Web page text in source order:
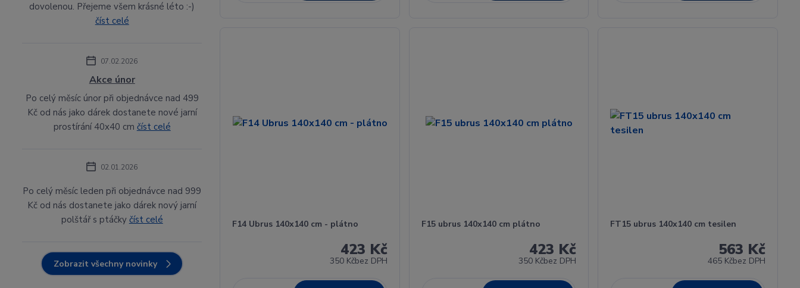
F14 Ubrus 140x140 cm - plátno
423 Kč
350 Kčbez DPH
F15 ubrus 140x140 cm plátno
423 Kč
350 Kčbez DPH
FT15 ubrus 140x140 cm tesilen
563 Kč
465 Kčbez DPH
dovolenou. Přejeme všem krásné léto :-)
číst celé
07.02.2026
Akce únor
Po celý měsíc únor při objednávce nad 499
Kč od nás jako dárek dostanete nové jarní
prostírání 40x40 cm číst celé
02.01.2026
Po celý měsíc leden při objednávce nad 999
Kč od nás dostanete jako dárek nový jarní
polštář s ptáčky číst celé
Zobrazit všechny novinky